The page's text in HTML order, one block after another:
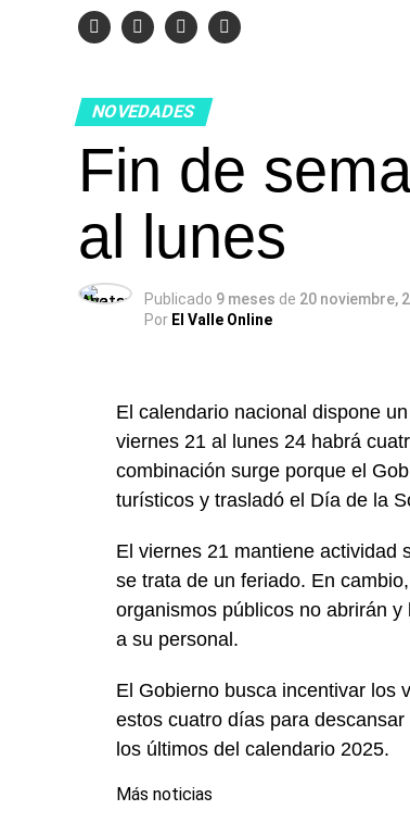
NOVEDADES
Fin de
al lunes
Publicado 9 meses de 20 noviembre,
Por El Valle Online
El calendario nacional dispone
viernes 21 al lunes 24 habrá
combinación surge porque el
turísticos y trasladó el Día de la
El viernes 21 mantiene actividad
se trata de un feriado. En
organismos públicos no abrirán
a su personal.
El Gobierno busca incentivar los
estos cuatro días para
los últimos del calendario 2025.
Más noticias